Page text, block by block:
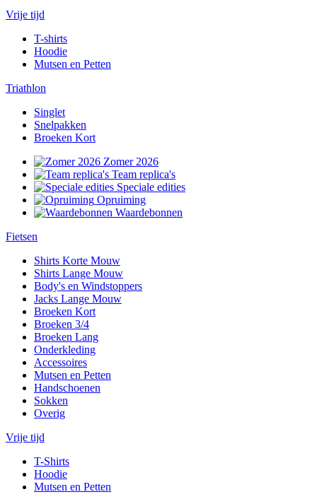
Vrije tijd
T-shirts
Hoodie
Mutsen en Petten
Triathlon
Singlet
Snelpakken
Broeken Kort
Zomer 2026
Team replica's
Speciale edities
Opruiming
Waardebonnen
Fietsen
Shirts Korte Mouw
Shirts Lange Mouw
Body's en Windstoppers
Jacks Lange Mouw
Broeken Kort
Broeken 3/4
Broeken Lang
Onderkleding
Accessoires
Mutsen en Petten
Handschoenen
Sokken
Overig
Vrije tijd
T-Shirts
Hoodie
Mutsen en Petten